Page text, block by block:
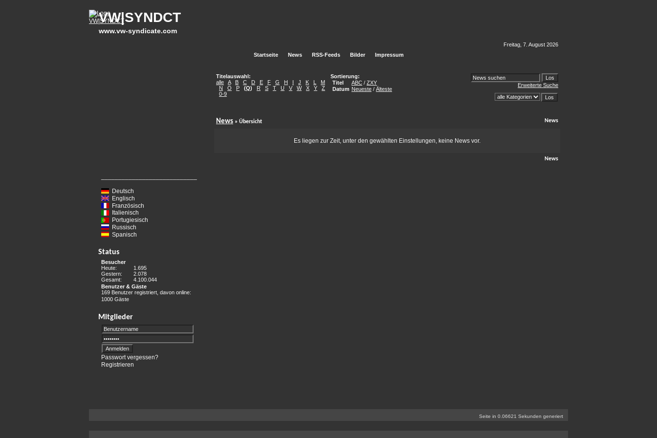
VW|SYNDCT
www.vw-syndicate.com
Startseite News RSS-Feeds Bilder Impressum
Freitag, 7. August 2026
Deutsch
Englisch
Französisch
Italienisch
Portugiesisch
Russisch
Spanisch
Status
Besucher
Heute:
1.695
Gestern:
2.078
Gesamt:
4.100.044
Benutzer & Gäste
169 Benutzer registriert, davon online:
1000 Gäste
Mitglieder
Passwort vergessen?
Registrieren
Titelauswahl:
alle
A B C D E F G H I J K L
M
N
O P (Q) R S T U V W X Y
Z
0-9
Sortierung:
Titel
ABC / ZXY
Datum Neueste / Älteste
Erweiterte Suche
News » Übersicht News
Es liegen zur Zeit, unter den gewählten Einstellungen, keine News vor.
News
Seite in 0.06621 Sekunden generiert